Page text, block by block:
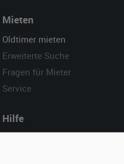
Mieten
Oldtimer mieten
Erweiterte Suche
Fragen für Mieter
Service
Hilfe